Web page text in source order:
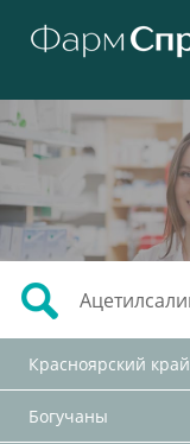
Красноярский край
Богучаны